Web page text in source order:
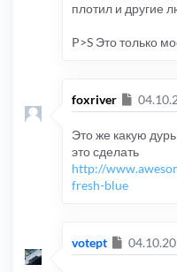
плотил и другие
P>S Это только
foxriver
Это же какую
это сделать
http://
fresh-blue
votept